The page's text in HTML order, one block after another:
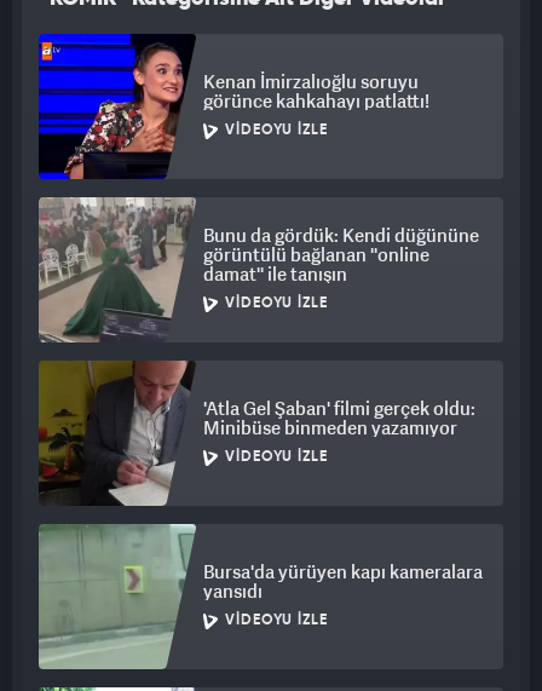
Kenan İmirzalıoğlu soruyu
görünce kahkahayı patlattı!
VIDEOYU İZLE
Bunu da gördük: Kendi düğününe
görüntülü bağlanan ''online
damat'' ile tanışın
VIDEOYU İZLE
'Atla Gel Şaban' filmi gerçek oldu:
Minibüse binmeden yazamıyor
VIDEOYU İZLE
Bursa'da yürüyen kapı kameralara
yansıdı
VIDEOYU İZLE